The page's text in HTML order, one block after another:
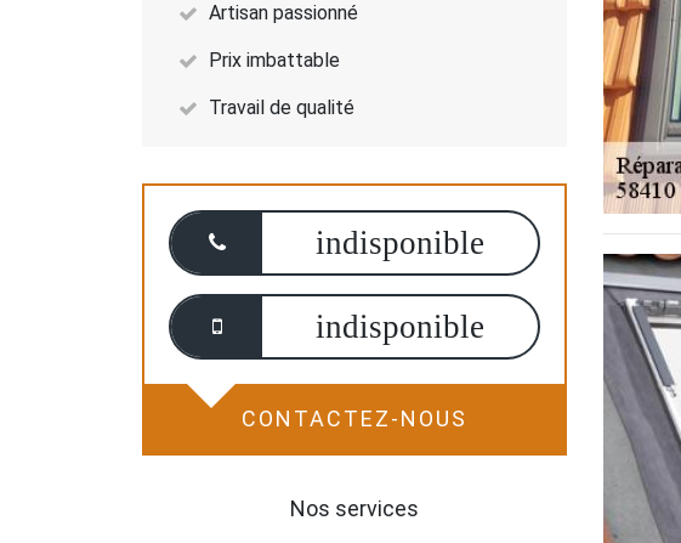
Artisan passionné
Prix imbattable
Travail de qualité
indisponible
indisponible
CONTACTEZ-NOUS
Nos services